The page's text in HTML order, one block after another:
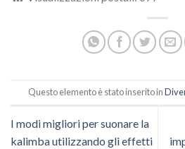
Questo elemento è stato inserito in
I modi migliori per suonare la
kalimba utilizzando gli effetti